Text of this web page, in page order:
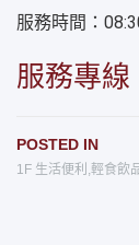
服務時間：
服務專線
POSTED IN
1F 生活便利 ,輕食飲